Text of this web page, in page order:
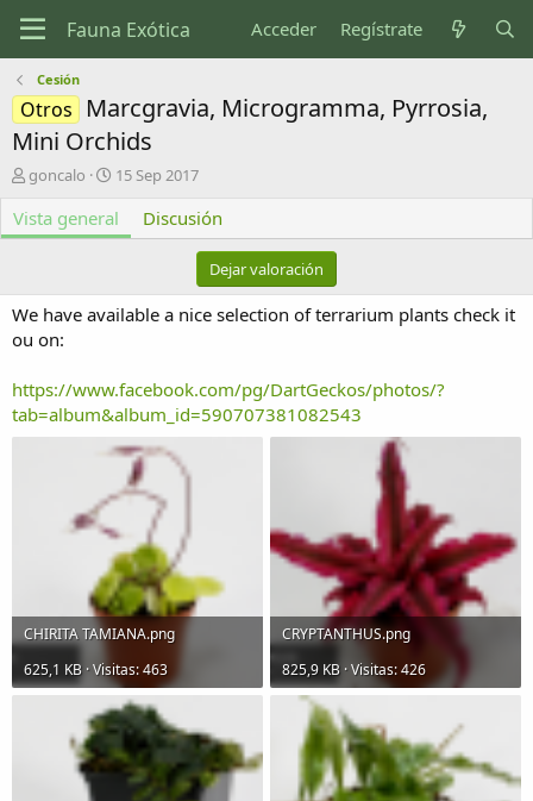
Acceder Regístrate
Cesión
Otros
Marcgravia, Microgramma, Pyrrosia,
Mini Orchids
A
t
o
goncalo
F
c
h
c
a
c
ó
15 Sep 2017
Vista general Discusión
Dejar valoración
We have available a nice selection of terrarium plants check it
ou on:
https://www.facebook.com/pg/DartGeckos/photos/?
tab=album&album_id=590707381082543
CHIRITA TAMIANA.png
625,1 KB · Visitas: 463
CRYPTANTHUS.png
825,9 KB · Visitas: 426